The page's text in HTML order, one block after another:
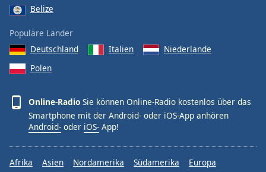
Belize
Populäre Länder
Deutschland
Italien
Niederlande
Polen
Online-Radio Sie können Online-Radio kostenlos über das
Smartphone mit der Android- oder iOS-App anhören
Android- oder iOS- App!
Afrika Asien Nordamerika Südamerika
Europa